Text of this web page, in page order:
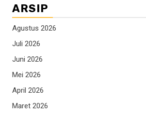
ARSIP
Agustus 2026
Juli 2026
Juni 2026
Mei 2026
April 2026
Maret 2026